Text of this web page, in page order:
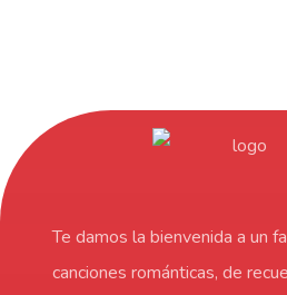
Te damos la bienvenida a un
canciones románticas, de